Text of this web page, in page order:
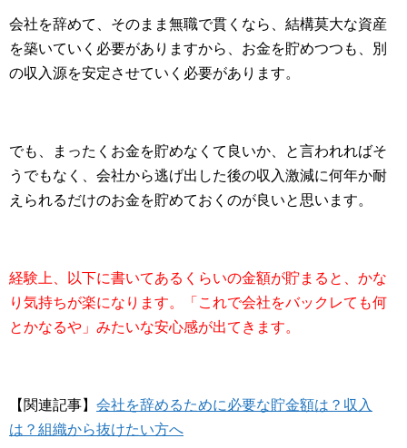
会社を辞めて、そのまま無職で貫くなら、結構莫大な資産
を築いていく必要がありますから、お金を貯めつつも、別
の収入源を安定させていく必要があります。
でも、まったくお金を貯めなくて良いか、と言われればそ
うでもなく、会社から逃げ出した後の収入激減に何年か耐
えられるだけのお金を貯めておくのが良いと思います。
経験上、以下に書いてあるくらいの金額が貯まると、かな
り気持ちが楽になります。「これで会社をバックレても何
とかなるや」みたいな安心感が出てきます。
【関連記事】 会社を辞めるために必要な貯金額は？収入
は？組織から抜けたい方へ